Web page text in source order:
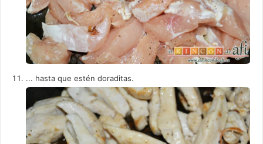
... hasta que estén doraditas.